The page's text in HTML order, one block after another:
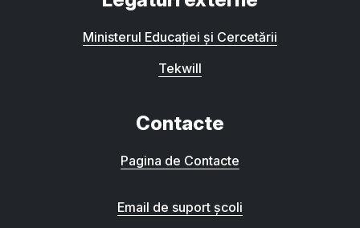
Ministerul Educației și Cercetării
Tekwill
Contacte
Pagina de Contacte
Email de suport școli